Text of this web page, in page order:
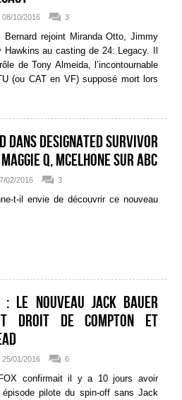
08/10/2016 3
Bernard rejoint Miranda Otto, Jimmy
au casting de 24: Legacy. Il
de Tony Almeida, l’incontournable
(ou CAT en VF) supposé mort lors
dans Designated Survivor
Q, McElhone sur ABC
02/2016 3
t-il envie de découvrir ce nouveau
: le nouveau Jack Bauer
droit de Compton et
25/01/2016 6
confirmait il y a 10 jours avoir
épisode pilote du spin-off sans Jack